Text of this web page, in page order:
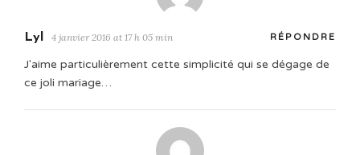
Lyl 4 janvier 2016 at 17 h 05 min RÉPONDRE
J'aime particulièrement cette simplicité qui se dégage de
ce joli mariage…